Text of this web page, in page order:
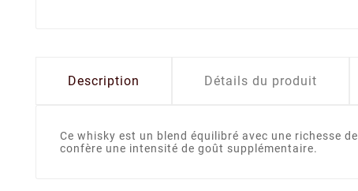
Description Détails du produit
Ce whisky est un blend équilibré avec une richesse
confère une intensité de goût supplémentaire.